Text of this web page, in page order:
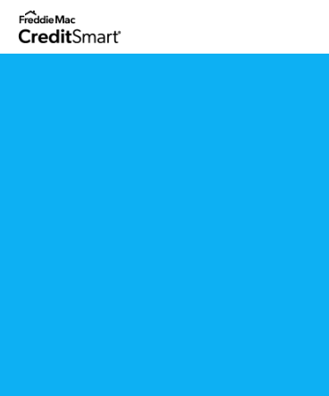
Saltar
contenido